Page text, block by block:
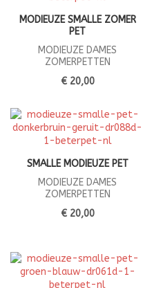
MODIEUZE SMALLE ZOMER
PET
MODIEUZE DAMES
ZOMERPETTEN
€ 20,00
SMALLE MODIEUZE PET
MODIEUZE DAMES
ZOMERPETTEN
€ 20,00